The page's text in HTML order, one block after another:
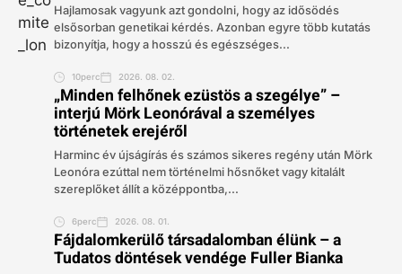
Hajlamosak vagyunk azt gondolni, hogy az idősödés
elsősorban genetikai kérdés. Azonban egyre több kutatás
bizonyítja, hogy a hosszú és egészséges...
10perc 2026. 08. 02.
„Minden felhőnek ezüstös a szegélye” –
interjú Mörk Leonórával a személyes
történetek erejéről
Harminc év újságírás és számos sikeres regény után Mörk
Leonóra ezúttal nem történelmi hősnőket vagy kitalált
szereplőket állít a középpontba,...
6perc 2026. 08. 01.
Fájdalomkerülő társadalomban élünk – a
Tudatos döntések vendége Fuller Bianka